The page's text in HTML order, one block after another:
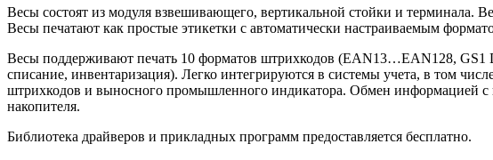
Весы состоят из модуля взвешивающего, вертикальной стойки и терминала.
Весы печатают как простые этикетки с автоматически настраиваемым
Весы поддерживают печать 10 форматов штрихкодов (EAN13…EAN128, GS1
списание, инвентаризация). Легко интегрируются в системы учета, в том
штрихкодов и выносного промышленного индикатора. Обмен информацией
накопителя.
Библиотека драйверов и прикладных программ предоставляется бесплатно.